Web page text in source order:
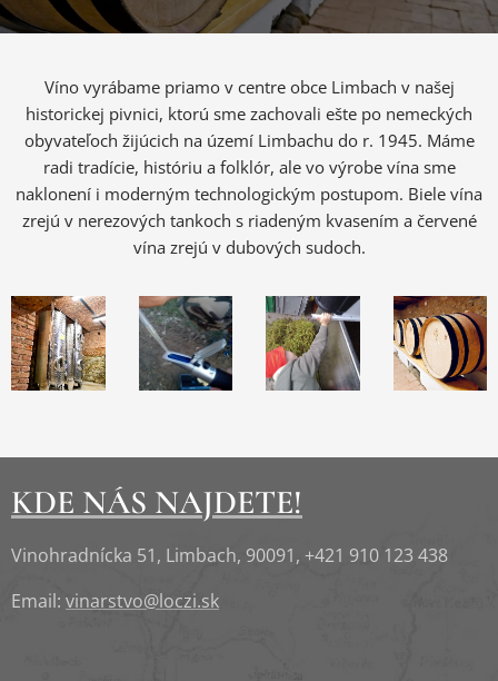
Víno vyrábame priamo v centre obce Limbach v našej
historickej pivnici, ktorú sme zachovali ešte po nemeckých
obyvateľoch žijúcich na území Limbachu do r. 1945. Máme
radi tradície, históriu a folklór, ale vo výrobe vína sme
naklonení i moderným technologickým postupom. Biele vína
zrejú v nerezových tankoch s riadeným kvasením a červené
vína zrejú v dubových sudoch.
KDE NÁS NAJDETE!
Vinohradnícka 51, Limbach, 90091, +421 910 123 438
Email: vinarstvo@loczi.sk